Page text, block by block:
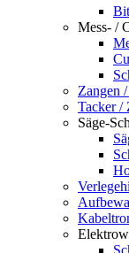
Bit
Mess- /
Zangen
Tacker /
Säge-